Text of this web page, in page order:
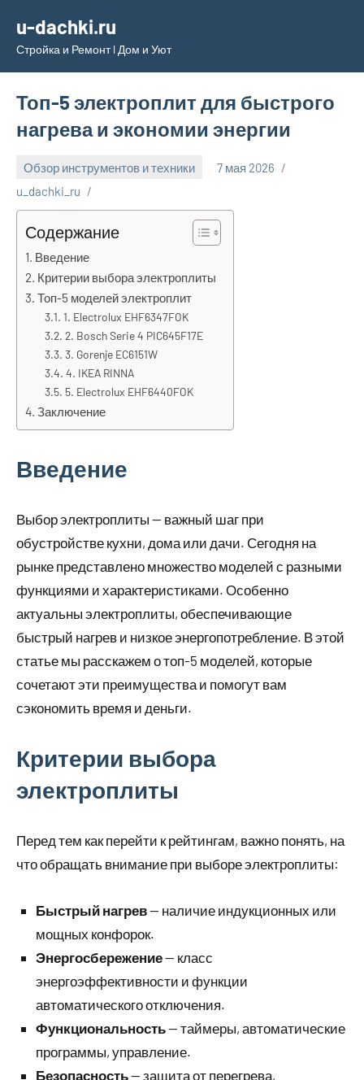
содержимому
u-dachki.ru
Стройка и Ремонт l Дом и Уют
Топ-5 электроплит для быстрого
нагрева и экономии энергии
Обзор инструментов и техники
7 мая 2026
u_dachki_ru
Содержание
Введение
Критерии выбора электроплиты
Топ-5 моделей электроплит
1. Electrolux EHF6347FOK
2. Bosch Serie 4 PIC645F17E
3. Gorenje EC6151W
4. IKEA RINNA
5. Electrolux EHF6440FOK
Заключение
Введение
Выбор электроплиты — важный шаг при
обустройстве кухни, дома или дачи. Сегодня на
рынке представлено множество моделей с разными
функциями и характеристиками. Особенно
актуальны электроплиты, обеспечивающие
быстрый нагрев и низкое энергопотребление. В этой
статье мы расскажем о топ-5 моделей, которые
сочетают эти преимущества и помогут вам
сэкономить время и деньги.
Критерии выбора
электроплиты
Перед тем как перейти к рейтингам, важно понять, на
что обращать внимание при выборе электроплиты:
Быстрый нагрев— наличие индукционных или
мощных конфорок.
Энергосбережение— класс
энергоэффективности и функции
автоматического отключения.
Функциональность— таймеры, автоматические
программы, управление.
Безопасность— защита от перегрева,